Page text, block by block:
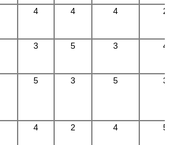
4 4 4 2
3 5 3 4
5 3 5 3
4 2 4 5